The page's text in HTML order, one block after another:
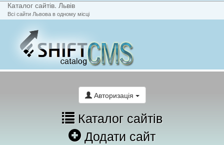
Каталог сайтів. Львів
Всі сайти Львова в одному місці
Авторизація
Каталог сайтів
Додати сайт